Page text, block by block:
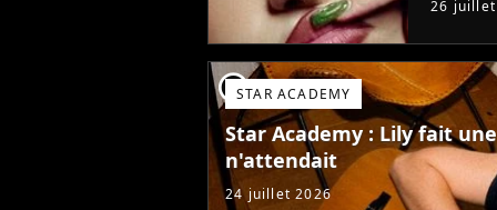
Star
26 juillet
player2STAR ACADEMY
Star Academy : Lily fait
n'attendait
24 juillet 2026